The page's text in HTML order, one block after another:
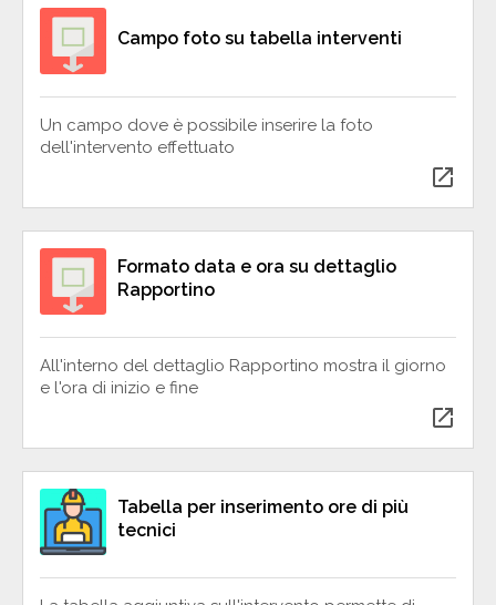
Campo foto su tabella interventi
Un campo dove è possibile inserire la foto
dell'intervento effettuato
open_in_new
Formato data e ora su dettaglio
Rapportino
All'interno del dettaglio Rapportino mostra il giorno
e l'ora di inizio e fine
open_in_new
Tabella per inserimento ore di più
tecnici